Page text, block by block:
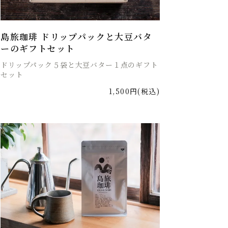
島旅珈琲 ドリップパックと大豆バタ
ーのギフトセット
ドリップパック５袋と大豆バター１点のギフト
セット
1,500円(税込)